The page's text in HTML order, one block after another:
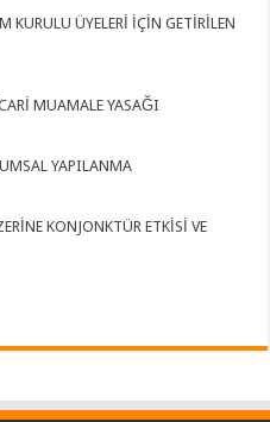
KURULU ÜYELERİ İÇİN GETİRİLEN
MUAMALE YASAĞI
YAPILANMA
KONJONKTÜR ETKİSİ VE